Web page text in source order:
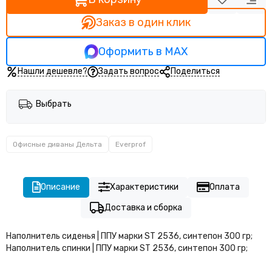
Модульные диваны Квадрик
Модульные диваны Системс М2
Модульные диваны Фэшн М23
Офисные диваны Астон
Офисные диваны Вилсон
Офисные диваны Марко
Офисные диваны Симпл
Офисные диваны Элиф
Офисные диваны Гамма
Офисные диваны Соло
Офисные диваны Дэрби
Заказ в один клик
Оформить в MAX
Нашли дешевле? Задать вопрос Поделиться
Выбрать
Офисные диваны Дельта Everprof
Описание Характеристики
Оплата
Доставка и сборка
Наполнитель сиденья | ППУ марки ST 2536, синтепон 300 гр;
Наполнитель спинки | ППУ марки ST 2536, синтепон 300 гр;